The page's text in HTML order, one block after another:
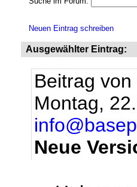
Neuen Eintrag schreiben
Ausgewählter Eintrag:
Beitrag von
Montag,
Neue